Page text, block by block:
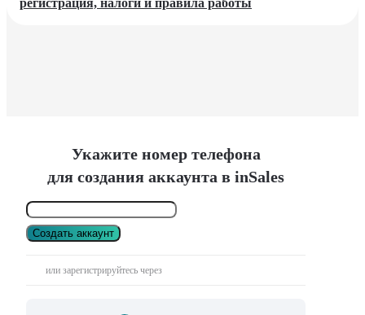
регистрация, налоги и правила работы
Укажите номер телефона
для создания аккаунта в inSales
Создать аккаунт
или зарегистрируйтесь через